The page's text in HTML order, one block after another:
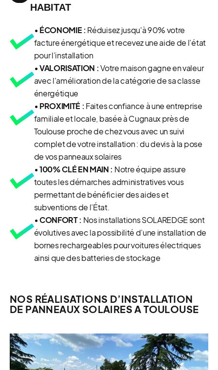
HABITAT
• ÉCONOMIE : Réduisez jusqu'à 90% votre
facture énergétique et recevez une aide de l’état
pour l’installation
• VALORISATION :Votre maison gagne en valeur
avec l'amélioration de la catégorie de sa classe
énergétique
• PROXIMITÉ : Faites confiance à une entreprise
familiale et locale, basée à Cugnaux près de
Toulouse proche de chez vous avec un suivi
complet de votre installation : du devis à la pose
de vos panneaux solaires
• 100% CLÉ EN MAIN : Notre équipe assure
toutes les démarches administratives vous
permettant de bénéficier des aides et
subventions de l’État.
• CONFORT : Nos installations SOLAREDGE sont
évolutives avec la possibilité d’une installation de
bornes rechargeables pour voitures électriques
ainsi que des batteries de stockage
NOS RÉALISATIONS D’INSTALLATION
DE PANNEAUX SOLAIRES A TOULOUSE